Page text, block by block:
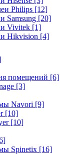
Philips [12]
Samsung [20]
Vivitek [1]
Hikvision [4]
помещений [6]
[3]
Navori [9]
[10]
[10]
Spinetix [16]